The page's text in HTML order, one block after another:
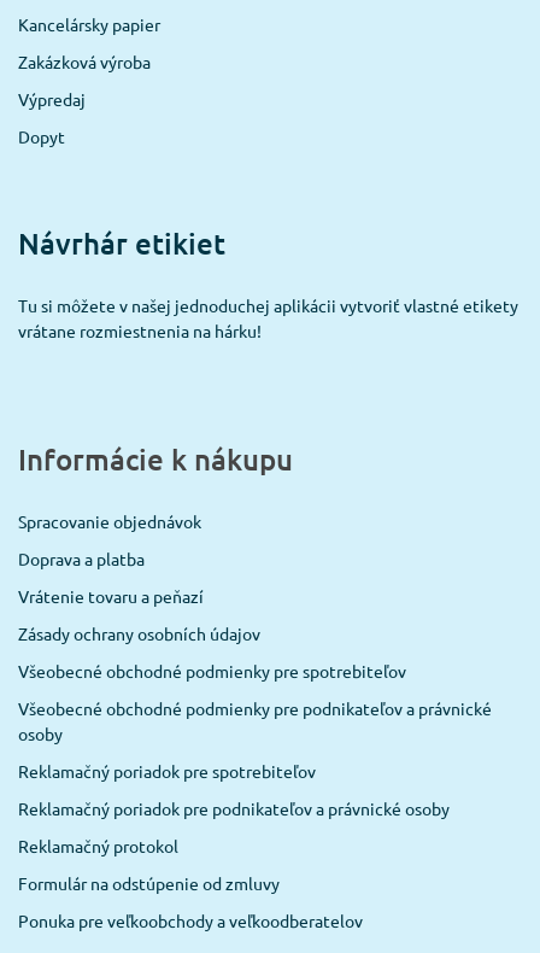
Kancelársky papier
Zakázková výroba
Výpredaj
Dopyt
Návrhár etikiet
Tu si môžete v našej jednoduchej aplikácii vytvoriť vlastné etikety
vrátane rozmiestnenia na hárku!
Informácie k nákupu
Spracovanie objednávok
Doprava a platba
Vrátenie tovaru a peňazí
Zásady ochrany osobních údajov
Všeobecné obchodné podmienky pre spotrebiteľov
Všeobecné obchodné podmienky pre podnikateľov a právnické
osoby
Reklamačný poriadok pre spotrebiteľov
Reklamačný poriadok pre podnikateľov a právnické osoby
Reklamačný protokol
Formulár na odstúpenie od zmluvy
Ponuka pre veľkoobchody a veľkoodberatelov